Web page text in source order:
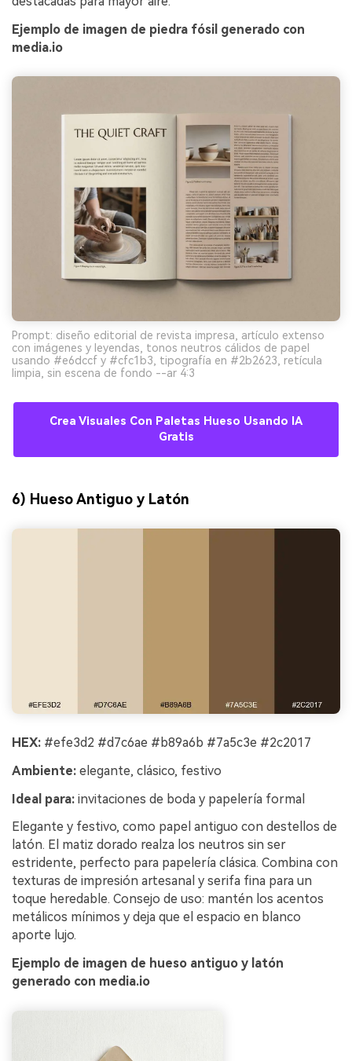
Ejemplo de imagen de piedra fósil generado con
media.io
Prompt: diseño editorial de revista impresa, artículo extenso
con imágenes y leyendas, tonos neutros cálidos de papel
usando #e6dccf y #cfc1b3, tipografía en #2b2623, retícula
limpia, sin escena de fondo --ar 4:3
Crea Visuales Con Paletas Hueso Usando IA
Gratis
6) Hueso Antiguo y Latón
HEX: #efe3d2 #d7c6ae #b89a6b #7a5c3e #2c2017
Ambiente: elegante, clásico, festivo
Ideal para: invitaciones de boda y papelería formal
Elegante y festivo, como papel antiguo con destellos de
latón. El matiz dorado realza los neutros sin ser
estridente, perfecto para papelería clásica. Combina con
texturas de impresión artesanal y serifa fina para un
toque heredable. Consejo de uso: mantén los acentos
metálicos mínimos y deja que el espacio en blanco
aporte lujo.
Ejemplo de imagen de hueso antiguo y latón
generado con media.io